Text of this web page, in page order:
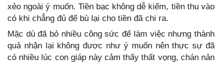
xẻo ngoài ý muốn. Tiền bạc không dễ kiếm, tiền thu vào
có khi chẳng đủ để bù lại cho tiền đã chi ra.
Mặc dù đã bỏ nhiều công sức để làm việc nhưng thành
quả nhận lại không được như ý muốn nên thực sự đã
có nhiều lúc con giáp này cảm thấy thất vọng, chán nản